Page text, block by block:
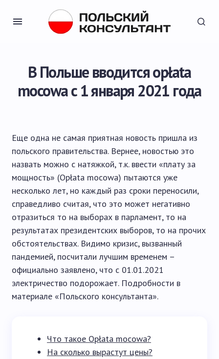
В Польше вводится opłata
mocowa с 1 января 2021 года
Еще одна не самая приятная новость пришла из
польского правительства. Вернее, новостью это
назвать можно с натяжкой, т.к. ввести «плату за
мощность» (Opłata mocowa) пытаются уже
несколько лет, но каждый раз сроки переносили,
справедливо считая, что это может негативно
отразиться то на выборах в парламент, то на
результатах президентских выборов, то на прочих
обстоятельствах. Видимо кризис, вызванный
пандемией, посчитали лучшим временем –
официально заявлено, что с 01.01.2021
электричество подорожает. Подробности в
материале «Польского консультанта».
Что такое Opłata mocowa?
На сколько вырастут цены?